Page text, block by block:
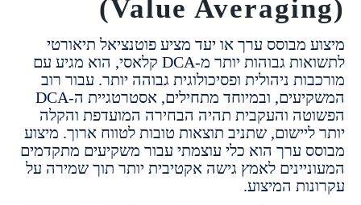
מבוסס ערך או יעד מציע פוטנציאל תיאורטי
לתשואות גבוהות יותר מ-DCA קלאסי, הוא מגיע עם
ניהולית ופסיכולוגית גבוהה יותר. עבור רוב
המשקיעים, ובמיוחד מתחילים, אסטרטגיית ה-DCA
והעקבית תהיה הבחירה המועדפת והקלה
שתניב תוצאות טובות לטווח ארוך. מיצוע
ערך הוא כלי עוצמתי עבור משקיעים מתקדמים
לאמץ גישה אקטיבית יותר תוך שמירה על
המיצוע.